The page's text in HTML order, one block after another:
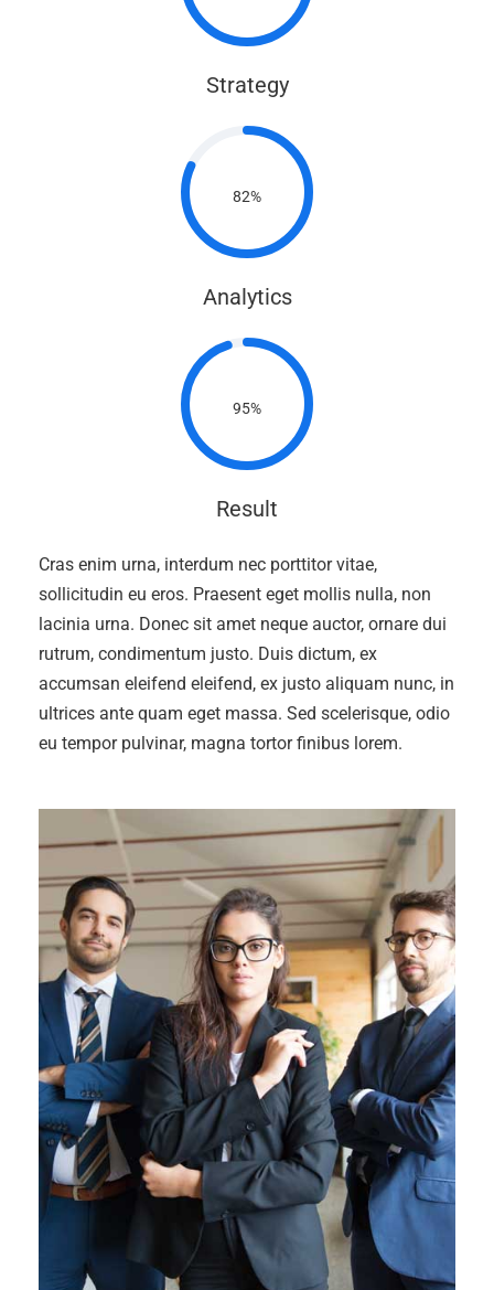
Strategy
82%
Analytics
95%
Result
Cras enim urna, interdum nec porttitor vitae,
sollicitudin eu eros. Praesent eget mollis nulla, non
lacinia urna. Donec sit amet neque auctor, ornare dui
rutrum, condimentum justo. Duis dictum, ex
accumsan eleifend eleifend, ex justo aliquam nunc, in
ultrices ante quam eget massa. Sed scelerisque, odio
eu tempor pulvinar, magna tortor finibus lorem.